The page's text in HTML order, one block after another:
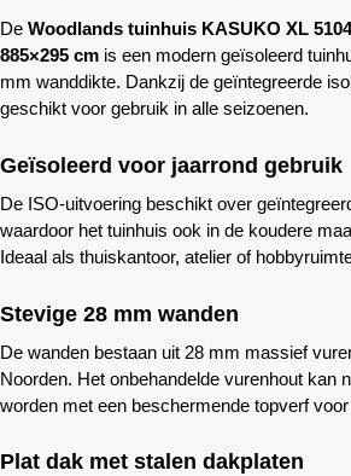
De Woodlands tuinhuis KASUKO XL
885×295 cm is een modern geïsoleerd
mm wanddikte. Dankzij de geïntegreerde
geschikt voor gebruik in alle seizoenen.
Geïsoleerd voor jaarrond gebruik
De ISO-uitvoering beschikt over
waardoor het tuinhuis ook in de koudere
Ideaal als thuiskantoor, atelier of
Stevige 28 mm wanden
De wanden bestaan uit 28 mm massief
Noorden. Het onbehandelde vurenhout kan
worden met een beschermende topverf
Plat dak met stalen dakplaten